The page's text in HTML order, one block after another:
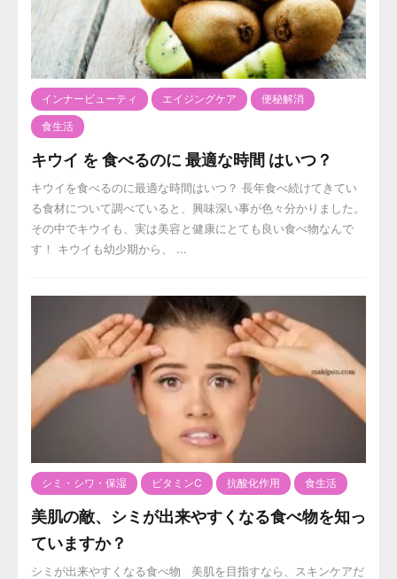
インナービューティ エイジングケア 便秘解消
食生活
キウイ を 食べるのに 最適な時間 はいつ？
キウイを食べるのに最適な時間はいつ？ 長年食べ続けてきてい
る食材について調べていると、興味深い事が色々分かりました。
その中でキウイも、実は美容と健康にとても良い食べ物なんで
す！ キウイも幼少期から、 ...
シミ・シワ・保湿 ビタミンC 抗酸化作用 食生活
美肌の敵、シミが出来やすくなる食べ物を知っ
ていますか？
シミが出来やすくなる食べ物 美肌を目指すなら、スキンケアだ